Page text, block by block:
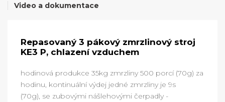
Video a dokumentace
Repasovaný 3 pákový zmrzlinový stroj
KE3 P, chlazení vzduchem
hodinová produkce 35kg zmrzliny 500 porcí (70g) za
hodinu, kontinuální výdej jedné zmrzliny je 9s
(70g), se zubovými nášlehovými čerpadly -